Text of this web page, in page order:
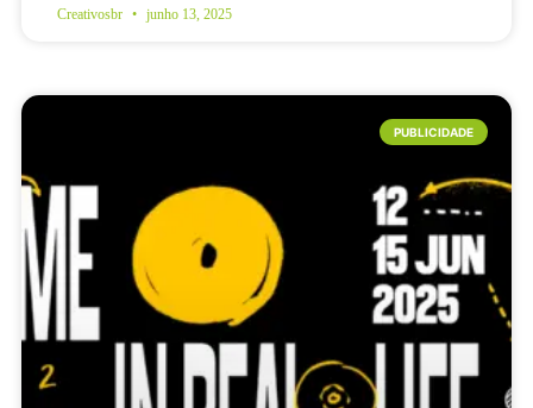
Creativosbr junho 13, 2025
PUBLICIDADE